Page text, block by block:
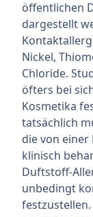
öffentlichen
dargestellt
Nickel,
Chloride.
öfters bei
Kosmetika
tatsächlich
die von
klinisch
Duftstoff-
unbedingt